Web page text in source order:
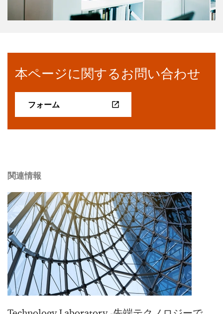
本ページに関するお問い合わせ
フォーム
関連情報